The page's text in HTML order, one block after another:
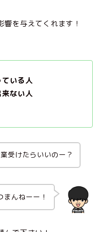
を与えてくれます！
いる人
ない人
受けたらいいのー？
まんねーー！